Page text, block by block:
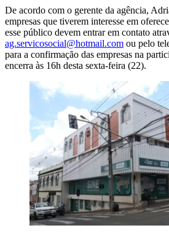
De acordo com o gerente da agência,
empresas que tiverem interesse em
esse público devem entrar em contato
ag.servicosocial@hotmail.com ou pelo
para a confirmação das empresas na
encerra às 16h desta sexta-feira (22).